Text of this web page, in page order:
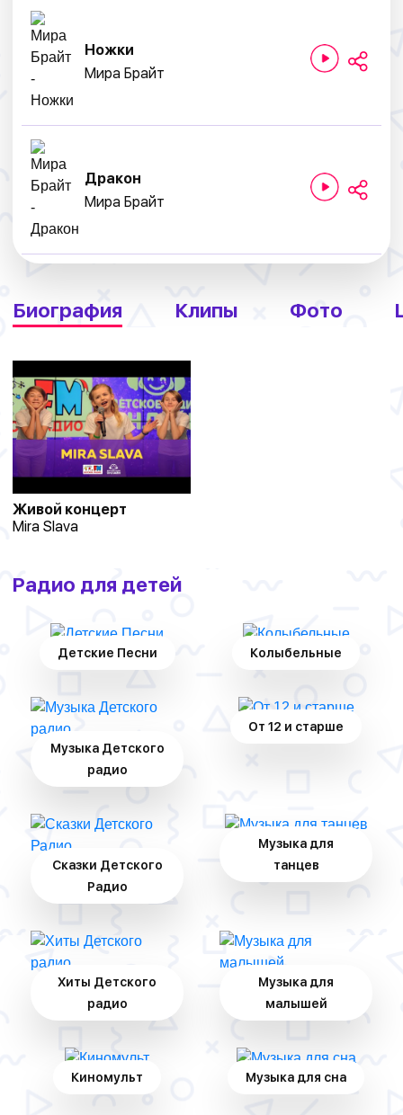
Ножки
Мира Брайт
Дракон
Мира Брайт
Биография Клипы Фото
Живой концерт
Mira Slava
Радио для детей
Детские Песни Колыбельные
Музыка Детского
радио
От 12 и старше
Сказки Детского
Радио
Музыка для
танцев
Хиты Детского
радио
Музыка для
малышей
Киномульт Музыка для сна